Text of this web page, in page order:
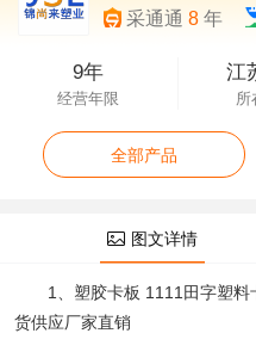
采通通8 年
9年
经营年限
江
所
全部产品
图文详情
1、 塑胶卡板 1111 田字塑料
货供应厂家直销